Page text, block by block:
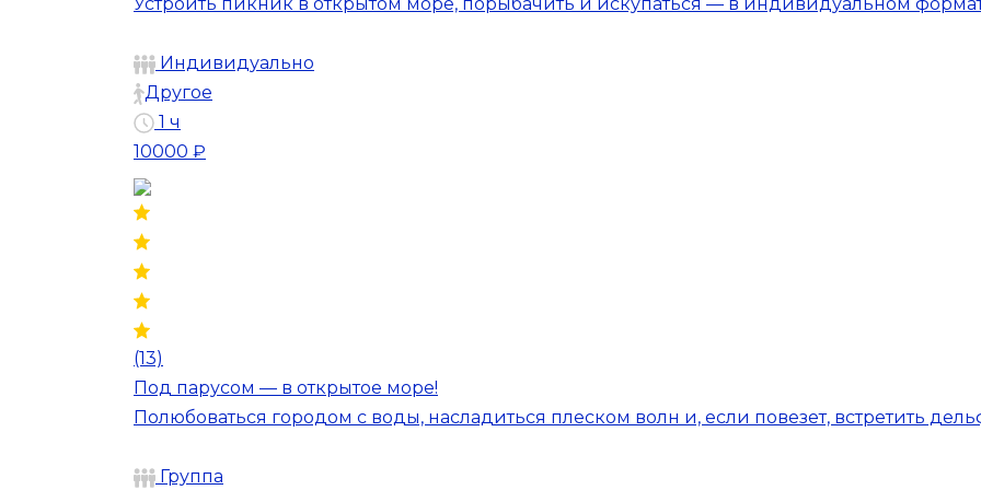
Индивидуально
Другое
1 ч
10000 ₽
(13)
Под парусом — в открытое море!
Полюбоваться городом с воды, насладиться плеском волн и, если повезет, встретить
Группа